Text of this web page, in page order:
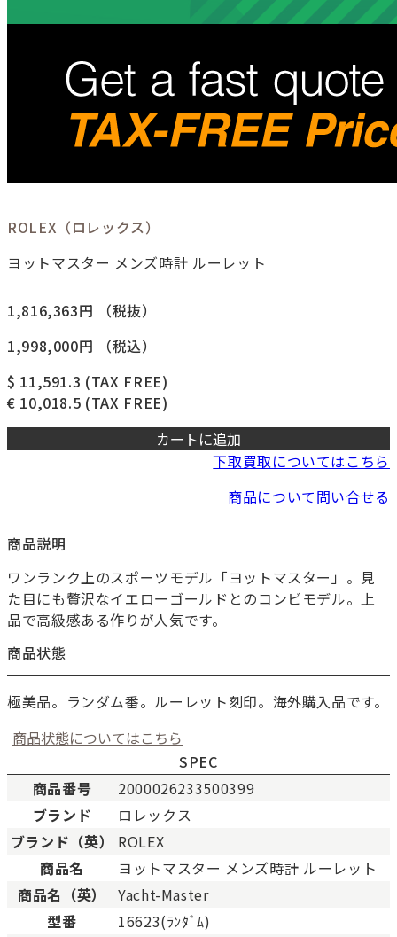
ROLEX（ロレックス）
ヨットマスター メンズ時計 ルーレット
1,816,363円
（税抜）
1,998,000円
（税込）
$ 11,591.3 (TAX FREE)
€ 10,018.5 (TAX FREE)
カートに追加
下取買取についてはこちら
商品について問い合せる
商品説明
ワンランク上のスポーツモデル「ヨットマスター」。見
た目にも贅沢なイエローゴールドとのコンビモデル。上
品で高級感ある作りが人気です。
商品状態
極美品。ランダム番。ルーレット刻印。海外購入品です。
商品状態についてはこちら
未使用
SAランク
未使用同様品。数回使用
Aランク
ABランク
SPEC
商品番号
2000026233500399
ブランド
ロレックス
ブランド（英）
ROLEX
商品名
ヨットマスター メンズ時計 ルーレット
商品名（英）
Yacht-Master
型番
16623(ﾗﾝﾀﾞﾑ)